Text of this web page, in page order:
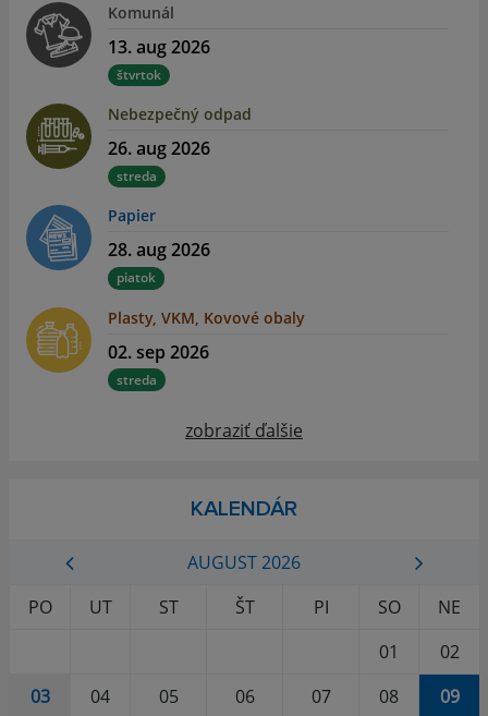
Komunál
13. aug 2026
štvrtok
Nebezpečný odpad
26. aug 2026
streda
Papier
28. aug 2026
piatok
Plasty, VKM, Kovové obaly
02. sep 2026
streda
zobraziť ďalšie
KALENDÁR
AUGUST 2026
PO
UT ST ŠT PI SO
NE
01
02
03
04 05 06 07 08
09